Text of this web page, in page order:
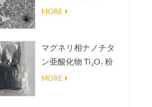
ロイド
MORE
マグネリ相ナノチタ
ン亜酸化物 Ti₄O₇ 粉
末
MORE